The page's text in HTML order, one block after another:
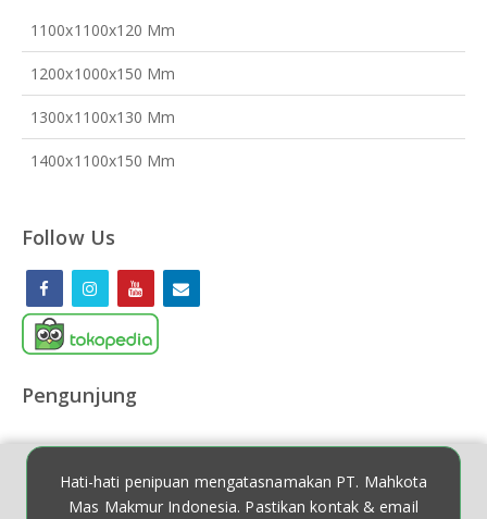
1100x1100x120 Mm
1200x1000x150 Mm
1300x1100x130 Mm
1400x1100x150 Mm
Hati-hati penipuan mengatasnamakan PT. Mahkota
Mas Makmur Indonesia. Pastikan kontak & email
Follow Us
Pengunjung